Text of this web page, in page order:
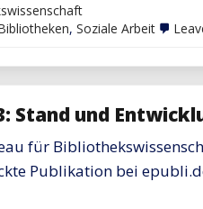
, Soziale Arbeit
Stand und
für
Publikation bei